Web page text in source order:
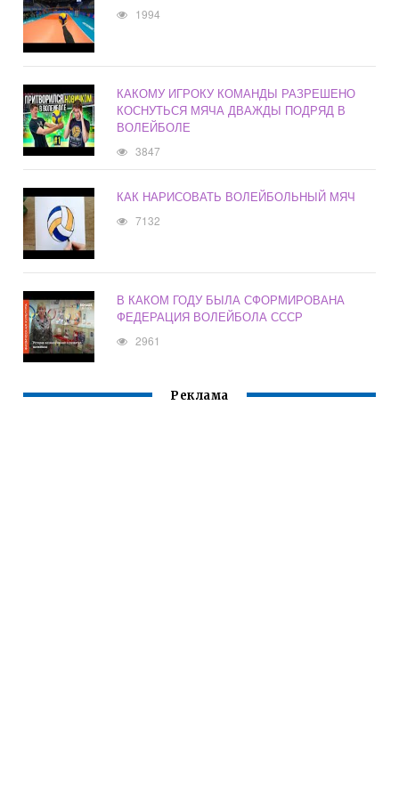
1994
КАКОМУ ИГРОКУ КОМАНДЫ РАЗРЕШЕНО
КОСНУТЬСЯ МЯЧА ДВАЖДЫ ПОДРЯД В
ВОЛЕЙБОЛЕ
3847
КАК НАРИСОВАТЬ ВОЛЕЙБОЛЬНЫЙ МЯЧ
7132
В КАКОМ ГОДУ БЫЛА СФОРМИРОВАНА
ФЕДЕРАЦИЯ ВОЛЕЙБОЛА СССР
2961
Реклама